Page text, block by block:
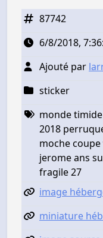
87742
6/8/2018,
Ajouté par
sticker
monde
2018
moche
jerome ans
fragile 27
image
miniature